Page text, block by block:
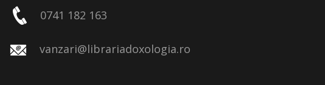
0741 182 163
vanzari@librariadoxologia.ro